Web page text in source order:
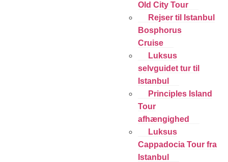
Old City Tour
Rejser til Istanbul
Bosphorus
Cruise
Luksus
selvguidet tur til
Istanbul
Principles Island
Tour
afhængighed
Luksus
Cappadocia Tour fra
Istanbul